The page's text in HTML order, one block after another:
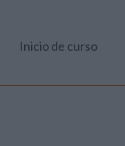
Inicio de curso